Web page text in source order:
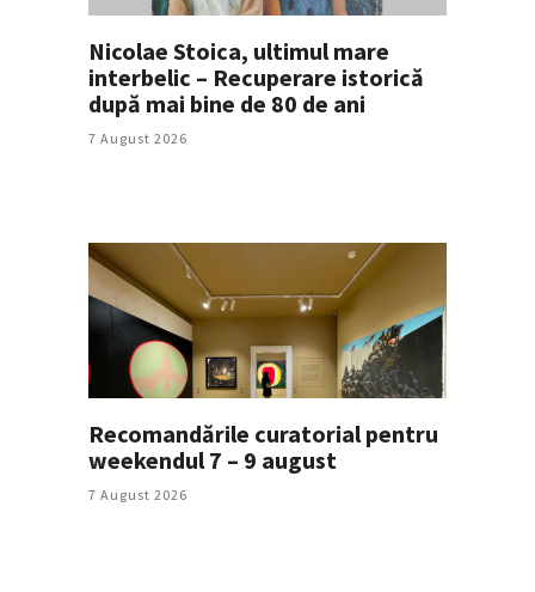
Nicolae Stoica, ultimul mare
interbelic – Recuperare istorică
după mai bine de 80 de ani
7 August 2026
Recomandările curatorial pentru
weekendul 7 – 9 august
7 August 2026